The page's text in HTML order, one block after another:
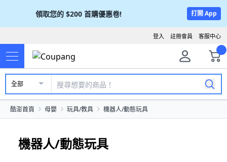
領取您的 $200 首購優惠卷! 打開 App
客服中心
註冊會員
登入
全部
酷澎首頁 母嬰 玩具/教具 機器人/動態玩具
機器人/動態玩具